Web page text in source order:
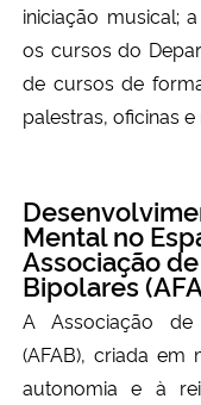
iniciação musical;
os cursos do
de cursos de
palestras, oficinas
Mental no
Associação
Bipolares
A Associação de
(AFAB), criada em
autonomia e à